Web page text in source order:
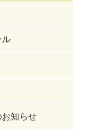
ル
お知らせ